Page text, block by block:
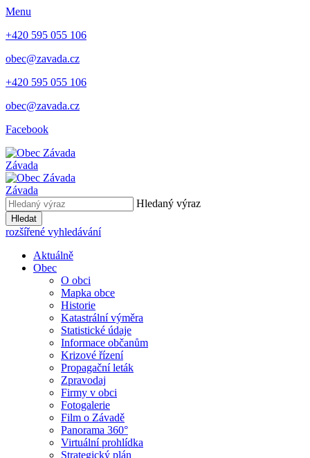
Menu
+420 595 055 106
obec@zavada.cz
+420 595 055 106
obec@zavada.cz
Facebook
Závada
Závada
Hledaný výraz
Hledat
rozšířené vyhledávání
Aktuálně
Obec
O obci
Mapka obce
Historie
Katastrální výměra
Statistické údaje
Informace občanům
Krizové řízení
Propagační leták
Zpravodaj
Firmy v obci
Fotogalerie
Film o Závadě
Panorama 360°
Virtuální prohlídka
Strategický plán